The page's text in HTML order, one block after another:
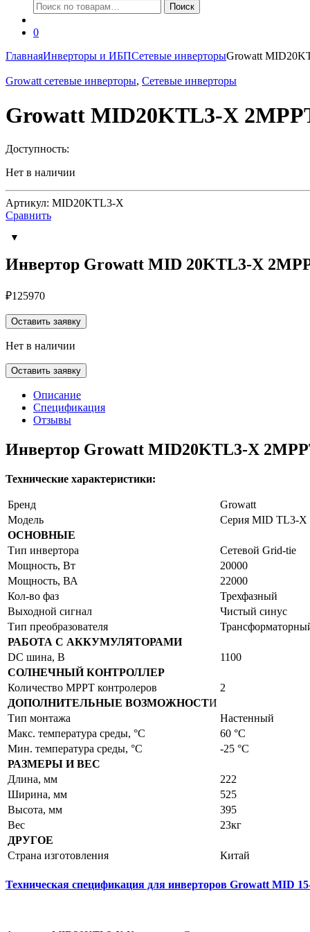
Искать:
Поиск
0
ГлавнаяИнверторы и ИБПСетевые инверторыGrowatt
Growatt сетевые инверторы, Сетевые инверторы
Growatt MID20KTL3-X
Доступность:
Нет в наличии
Артикул: MID20KTL3-X
Сравнить
Инвертор Growatt MID 20KTL3-X
₽125970
Оставить заявку
Нет в наличии
Оставить заявку
Описание
Спецификация
Отзывы
Инвертор Growatt MID20KTL3-X
Технические характеристики:
Бренд
Growatt
Модель
Серия MID TL3-X
ОСНОВНЫЕ
Тип инвертора
Сетевой Grid-tie
Мощность, Вт
20000
Мощность, ВА
22000
Кол-во фаз
Трехфазный
Выходной сигнал
Чистый синус
Тип преобразователя
РАБОТА С АККУМУЛЯТОРАМИ
DC шина, В
1100
СОЛНЕЧНЫЙ КОНТРОЛЛЕР
Количество MPPT контролеров
2
ДОПОЛНИТЕЛЬНЫЕ ВОЗМОЖНОСТИ
Тип монтажа
Настенный
Макс. температура среды, °С
60 °C
Мин. температура среды, °С
-25 °C
РАЗМЕРЫ И ВЕС
Длина, мм
222
Ширина, мм
525
Высота, мм
395
Вес
23кг
ДРУГОЕ
Страна изготовления
Китай
Техническая спецификация для инверторов Growatt MID